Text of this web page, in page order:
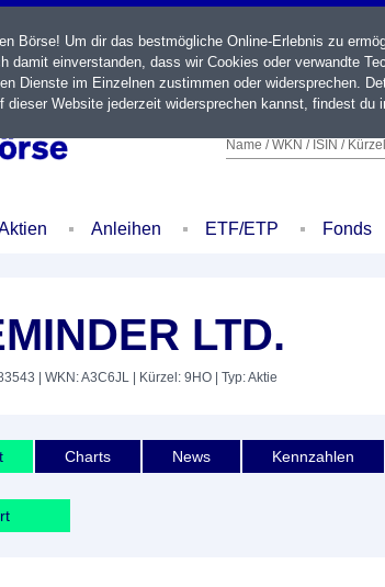
Name / WKN / ISIN / Kürzel
Anleihen ETF/ETP Fonds
LTD.
| WKN: A3C6JL | Kürzel: 9HO | Typ: Aktie
Charts News Kennzahlen
Börse! Um dir das bestmögliche Online-Erlebnis zu
damit einverstanden, dass wir Cookies oder verwandte
Dienste im Einzelnen zustimmen oder widersprechen.
dieser Website jederzeit widersprechen kannst, findest du